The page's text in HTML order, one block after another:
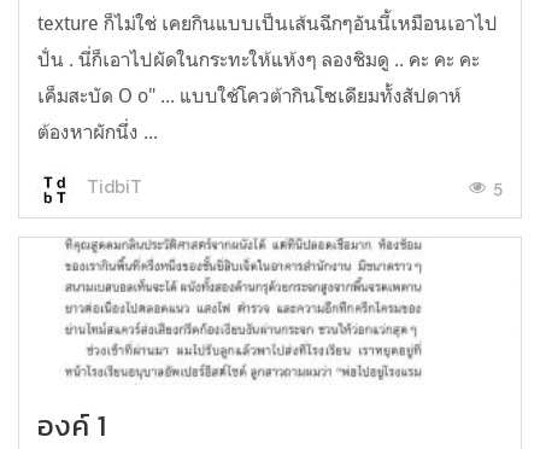
texture ก็ไม่ใช่ เคยกินแบบเป็นเส้นฉีกๆอันนี้เหมือนเอาไป
ปั่น . นี่ก็เอาไปผัดในกระทะให้แห้งๆ ลองชิมดู .. คะ คะ คะ
เค็มสะบัด O o" ... แบบใช้โควต้ากินโซเดียมทั้งสัปดาห์
ต้องหาผักนึ่ง ...
TidbiT 5
องค์ 1